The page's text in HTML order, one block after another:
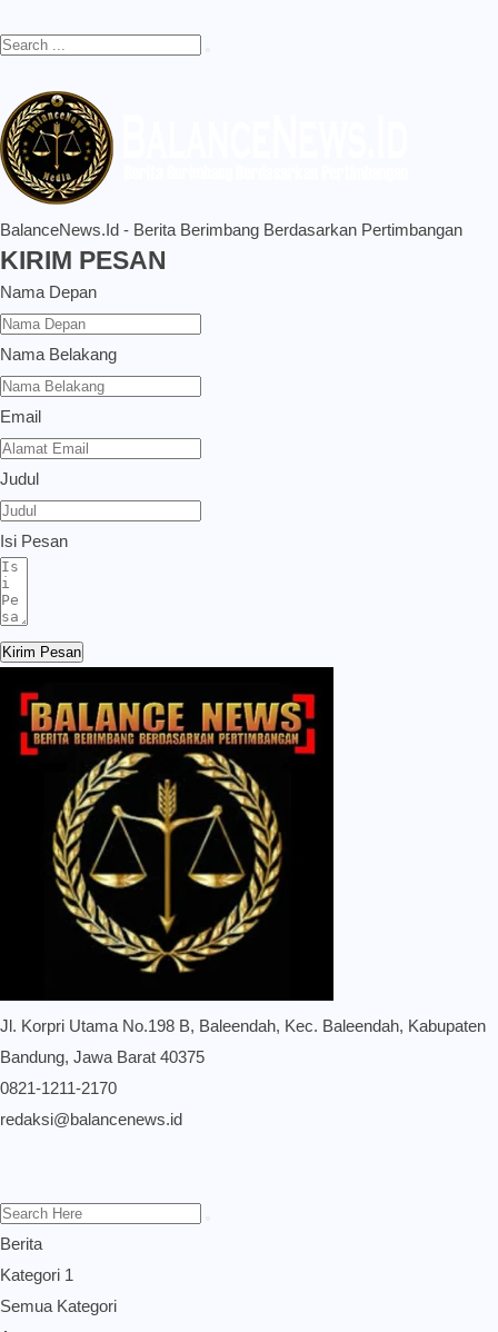
BalanceNews.Id - Berita Berimbang Berdasarkan Pertimbangan
KIRIM PESAN
Nama Depan
Nama Belakang
Email
Judul
Isi Pesan
Kirim Pesan
Jl. Korpri Utama No.198 B, Baleendah, Kec. Baleendah, Kabupaten
Bandung, Jawa Barat 40375
0821-1211-2170
redaksi@balancenews.id
Berita
Kategori 1
Semua Kategori